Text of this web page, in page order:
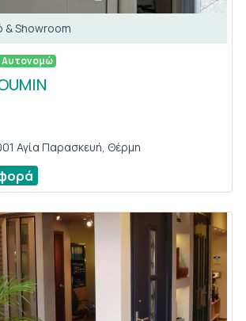
& Showroom
Αυτονομώ
Αγία Παρασκευή, Θέρμη